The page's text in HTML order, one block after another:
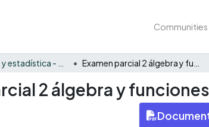
2 álgebra y